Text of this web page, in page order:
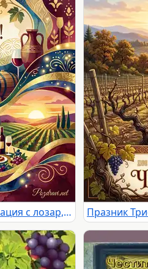
Честит Трифон Зарезан: Празнична илюстрация с лозар, грозде, вино, бъчви и пожелания за здраве, плодородие и любов.